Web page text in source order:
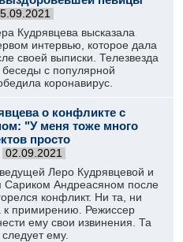
Кудрявцева высказала
интервью, которое дала
своей выписки. Телезвезда
с популярной
коронавирус.
о конфликте с
"У меня тоже много
просто
02.09.2021
Леро Кудрявцевой и
Сариком Андреасяном после
конфликт. Ни та, ни
к примирению. Режиссер
ему свои извинения. Та
ему.